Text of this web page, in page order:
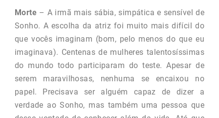
Morte – A irmã mais sábia, simpática e sensível de
Sonho. A escolha da atriz foi muito mais difícil do
que vocês imaginam (bom, pelo menos do que eu
imaginava). Centenas de mulheres talentosíssimas
do mundo todo participaram do teste. Apesar de
serem maravilhosas, nenhuma se encaixou no
papel. Precisava ser alguém capaz de dizer a
verdade ao Sonho, mas também uma pessoa que